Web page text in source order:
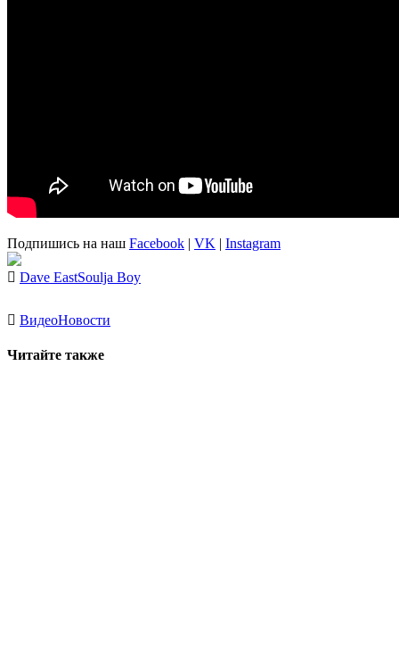
Подпишись на наш Facebook | VK | Instagram
Dave EastSoulja Boy
ВидеоНовости
Читайте также